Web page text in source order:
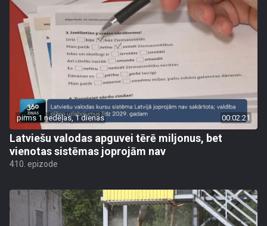
pirms 1 nedēļas, 1 dienas 00:02:21
Latviešu valodas apguvei tērē miljonus, bet
vienotas sistēmas joprojām nav
410. epizode